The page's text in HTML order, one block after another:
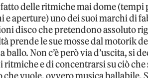
delle ritmiche mai dome (tempi
aperture) uno dei suoi marchi di
disco che pretendono assoluto
prende le sue mosse dal motorik
Non c’è però via d’uscita, si
e di concentrarsi su ciò che
vuole, ovvero musica ballabile.